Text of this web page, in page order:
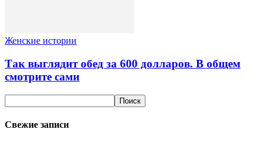
Женские истории
Так выглядит обед за 600 долларов. В общем
смотрите сами
Свежие записи